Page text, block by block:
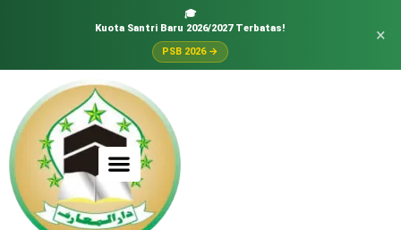
🎓
Kuota Santri Baru 2026/2027 Terbatas!
PSB 2026 →
×